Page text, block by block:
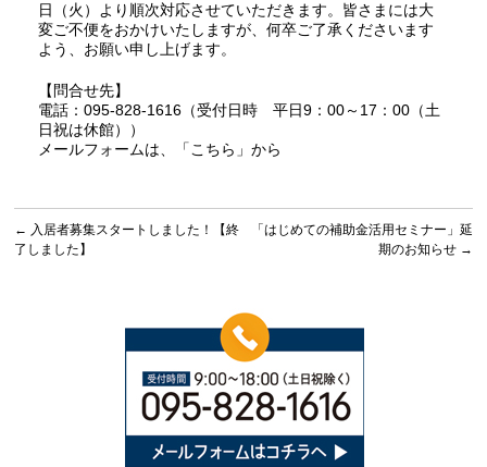
日（火）より順次対応させていただきます。皆さまには大
変ご不便をおかけいたしますが、何卒ご了承くださいます
よう、お願い申し上げます。
【問合せ先】
電話：095-828-1616（受付日時 平日9：00～17：00（土
日祝は休館））
メールフォームは、
「こちら」から
← 入居者募集スタートしました！【終
了しました】
「はじめての補助金活用セミナー」延
期のお知らせ →